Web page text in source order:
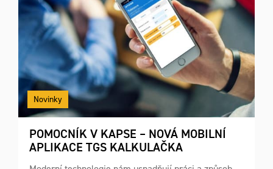
Novinky
POMOCNÍK V KAPSE – NOVÁ MOBILNÍ
APLIKACE TGS KALKULAČKA